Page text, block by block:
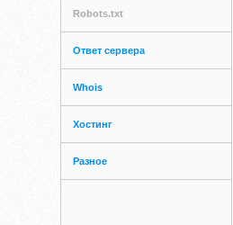
Robots.txt
Ответ сервера
Whois
Хостинг
Разное